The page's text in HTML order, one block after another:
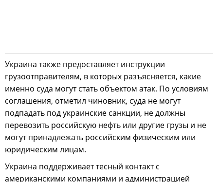
Украина также предоставляет инструкции
грузоотправителям, в которых разъясняется, какие
именно суда могут стать объектом атак. По условиям
соглашения, отметил чиновник, суда не могут
подпадать под украинские санкции, не должны
перевозить российскую нефть или другие грузы и не
могут принадлежать российским физическим или
юридическим лицам.
Украина поддерживает тесный контакт с
американскими компаниями и администрацией